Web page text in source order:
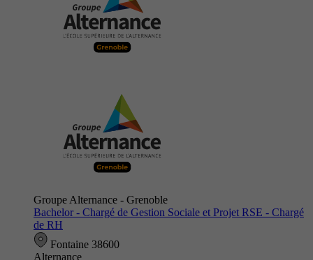
Groupe Alternance - Grenoble
Bachelor - Chargé de Gestion Sociale et Projet RSE - Chargé
de RH
Fontaine 38600
Alternance